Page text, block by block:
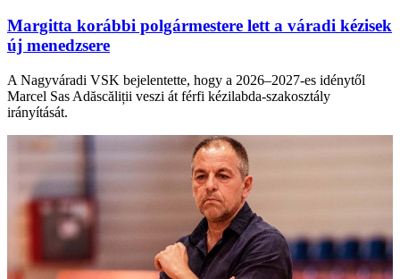
Margitta korábbi polgármestere lett a váradi kézisek
új menedzsere
A Nagyváradi VSK bejelentette, hogy a 2026–2027-es idénytől
Marcel Sas Adăscăliții veszi át férfi kézilabda-szakosztály
irányítását.